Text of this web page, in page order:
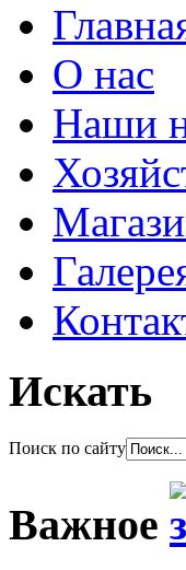
О нас
Наши
Искать
Поиск по сайту
Важное